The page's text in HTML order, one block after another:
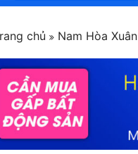
chủ Nam Hòa Xuân